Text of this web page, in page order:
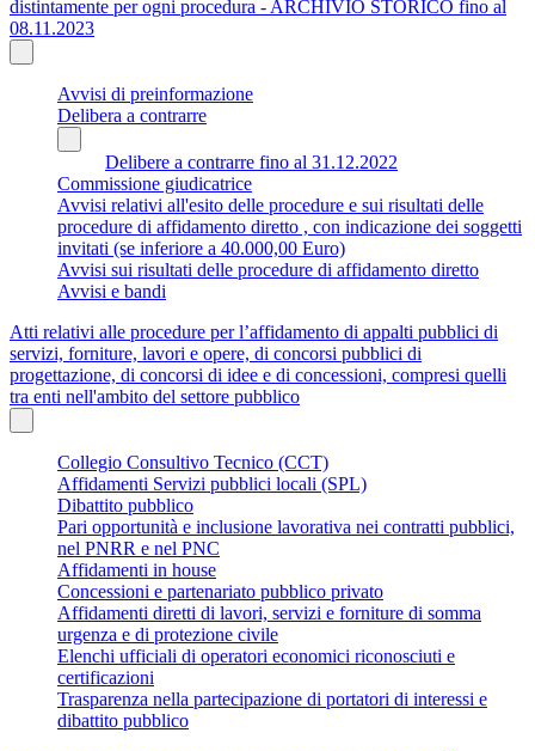
distintamente per ogni procedura - ARCHIVIO STORICO fino al
08.11.2023
Avvisi di preinformazione
Delibera a contrarre
Delibere a contrarre fino al 31.12.2022
Commissione giudicatrice
Avvisi relativi all'esito delle procedure e sui risultati delle
procedure di affidamento diretto , con indicazione dei soggetti
invitati (se inferiore a 40.000,00 Euro)
Avvisi sui risultati delle procedure di affidamento diretto
Avvisi e bandi
Atti relativi alle procedure per l’affidamento di appalti pubblici di
servizi, forniture, lavori e opere, di concorsi pubblici di
progettazione, di concorsi di idee e di concessioni, compresi quelli
tra enti nell'ambito del settore pubblico
Collegio Consultivo Tecnico (CCT)
Affidamenti Servizi pubblici locali (SPL)
Dibattito pubblico
Pari opportunità e inclusione lavorativa nei contratti pubblici,
nel PNRR e nel PNC
Affidamenti in house
Concessioni e partenariato pubblico privato
Affidamenti diretti di lavori, servizi e forniture di somma
urgenza e di protezione civile
Elenchi ufficiali di operatori economici riconosciuti e
certificazioni
Trasparenza nella partecipazione di portatori di interessi e
dibattito pubblico